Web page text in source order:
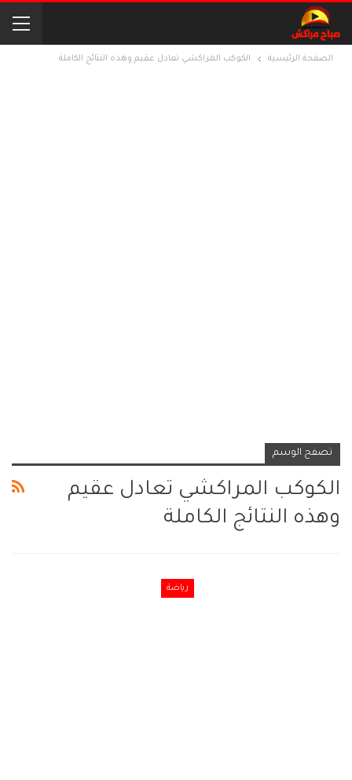
الصفحة الرئيسية الكوكب المراكشي تعادل عقيم وهذه النتائج الكاملة
تصفح الوسم
الكوكب المراكشي تعادل عقيم
وهذه النتائج الكاملة
رياضة